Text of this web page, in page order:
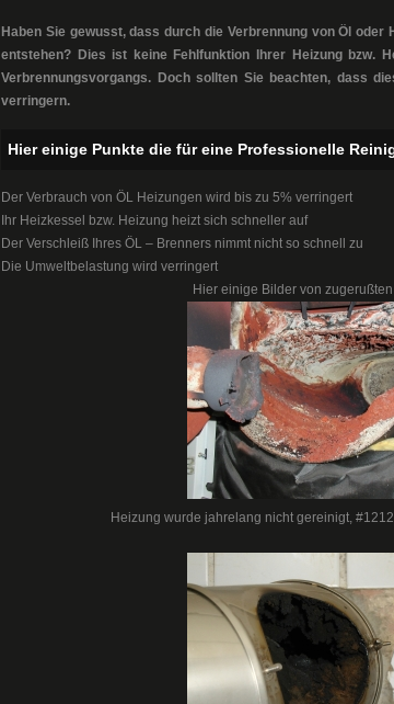
Haben Sie gewusst, dass durch die Verbrennung von Öl oder
entstehen? Dies ist keine Fehlfunktion Ihrer Heizung bzw.
Verbrennungsvorgangs. Doch sollten Sie beachten, dass
verringern.
Hier einige Punkte die für eine Professionelle
Der Verbrauch von ÖL Heizungen wird bis zu 5% verringert
Ihr Heizkessel bzw. Heizung heizt sich schneller auf
Der Verschleiß Ihres ÖL – Brenners nimmt nicht so schnell zu
Die Umweltbelastung wird verringert
Hier einige Bilder von
Heizung wurde jahrelang nicht gereinigt,